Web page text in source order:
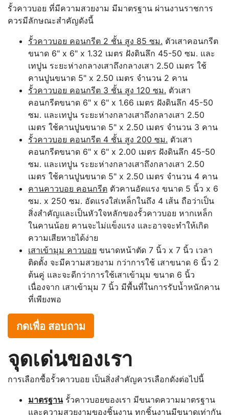
รั้วคาวบอย ที่มีความสวยงาม มีมาตรฐาน ผ่านงานราชการ
ควรมีลักษณะสำคัญดังนี้
รั้วคาวบอย คอนกรีต 2 ชั้น สูง 85 ซม. ตัวเสาคอนกรีต
ขนาด 6" x 6" x 1.32 เมตร ฝังดินลึก 45-50 ซม. และ
เทปูน ระยะห่างกลางเสาถึงกลางเสา 2.50 เมตร ใช้
คานปูนขนาด 5" x 2.50 เมตร จำนวน 2 คาน
รั้วคาวบอย คอนกรีต 3 ชั้น สูง 120 ซม. ตัวเสา
คอนกรีตขนาด 6" x 6" x 1.66 เมตร ฝังดินลึก 45-50
ซม. และเทปูน ระยะห่างกลางเสาถึงกลางเสา 2.50
เมตร ใช้คานปูนขนาด 5" x 2.50 เมตร จำนวน 3 คาน
รั้วคาวบอย คอนกรีต 4 ชั้น สูง 200 ซม. ตัวเสา
คอนกรีตขนาด 6" x 6" x 2.00 เมตร ฝังดินลึก 45-50
ซม. และเทปูน ระยะห่างกลางเสาถึงกลางเสา 2.50
เมตร ใช้คานปูนขนาด 5" x 2.50 เมตร จำนวน 4 คาน
คานคาวบอย คอนกรีต ตัวคานอัดแรง ขนาด 5 นิ้ว x 6
ซม. x 250 ซม. อัดแรงใส่เหล็กในถึง 4 เส้น ถือว่าเป็น
สิ่งสำคัญและเป็นหัวใจหลักของรั้วคาวบอย หากเหล็ก
ในคานน้อย คานจะไม่แข็งแรง และอาจจะทำให้เกิด
ความเสียหายได้ง่าย
เสาเข้ามุม คาวบอย ขนาดหน้าตัด 7 นิ้ว x 7 นิ้ว เวลา
ติดตั้ง จะมีความสวยงาม กว่าการใช้ เสาขนาด 6 นิ้ว 2
ต้นคู่ และจะดีกว่าการใช้เสาเข้ามุม ขนาด 6 นิ้ว
เนื่องจาก เสาเข้ามุม 7 นิ้ว มีพื้นที่ในการรับน้ำหนักคาน
ที่เพียงพอ
กดเพื่อ สอบถาม
จุดเด่นของเรา
การเลือกซื้อรั้วคาวบอย เป็นสิ่งสำคัญควรเลือกดังต่อไปนี้
มาตรฐานรั้วคาวบอยของเรา มีขนาดความมาตรฐาน
และความสวยงามของชิ้นงาน ทุกชิ้นงานมีขนาดเท่ากัน